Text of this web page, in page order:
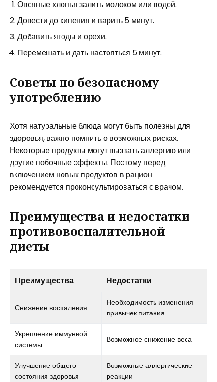
Овсяные хлопья залить молоком или водой.
Довести до кипения и варить 5 минут.
Добавить ягоды и орехи.
Перемешать и дать настояться 5 минут.
Советы по безопасному
употреблению
Хотя натуральные блюда могут быть полезны для
здоровья, важно помнить о возможных рисках.
Некоторые продукты могут вызвать аллергию или
другие побочные эффекты. Поэтому перед
включением новых продуктов в рацион
рекомендуется проконсультироваться с врачом.
Преимущества и недостатки
противовоспалительной
диеты
Преимущества Недостатки
Снижение воспаления
Необходимость изменения
привычек питания
Укрепление иммунной
системы
Возможное снижение веса
Улучшение общего
состояния здоровья
Возможные аллергические
реакции